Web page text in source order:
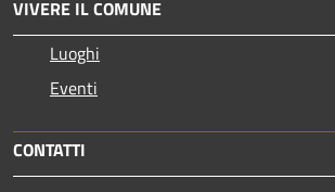
VIVERE IL COMUNE
Luoghi
Eventi
CONTATTI